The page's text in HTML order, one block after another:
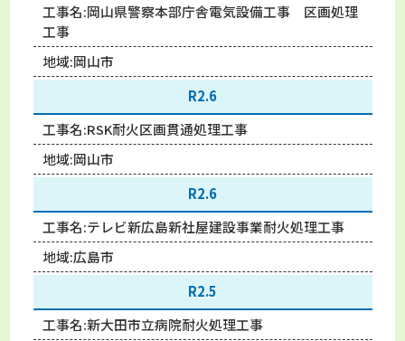
工事名:岡山県警察本部庁舎電気設備工事 区画処理
工事
地域:岡山市
R2.6
工事名:RSK耐火区画貫通処理工事
地域:岡山市
R2.6
工事名:テレビ新広島新社屋建設事業耐火処理工事
地域:広島市
R2.5
工事名:新大田市立病院耐火処理工事